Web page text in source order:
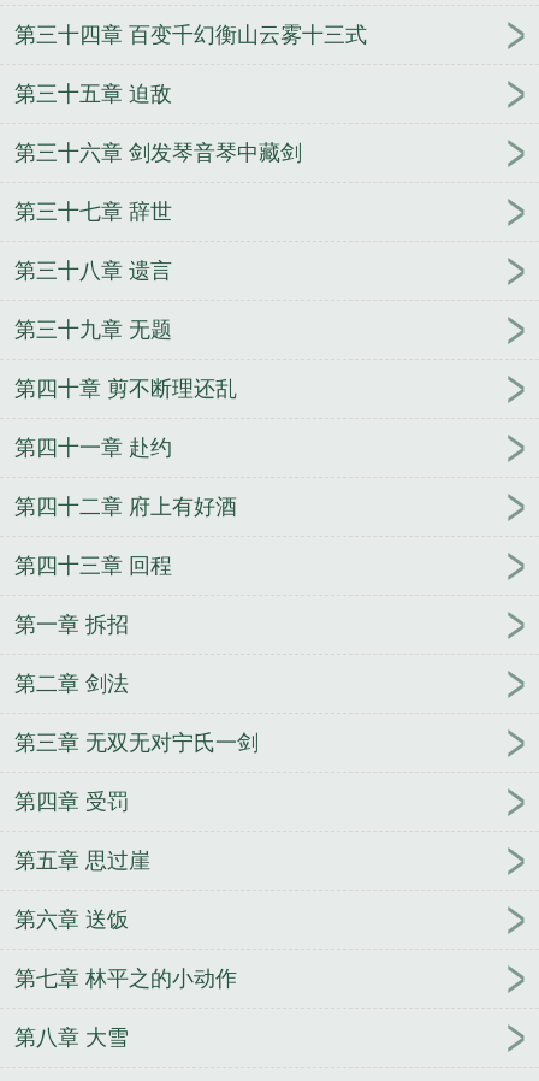
第三十四章 百变千幻衡山云雾十三式
第三十五章 迫敌
第三十六章 剑发琴音琴中藏剑
第三十七章 辞世
第三十八章 遗言
第三十九章 无题
第四十章 剪不断理还乱
第四十一章 赴约
第四十二章 府上有好酒
第四十三章 回程
第一章 拆招
第二章 剑法
第三章 无双无对宁氏一剑
第四章 受罚
第五章 思过崖
第六章 送饭
第七章 林平之的小动作
第八章 大雪